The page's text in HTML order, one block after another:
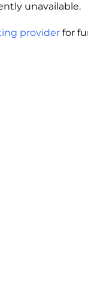
unavailable.
provider for